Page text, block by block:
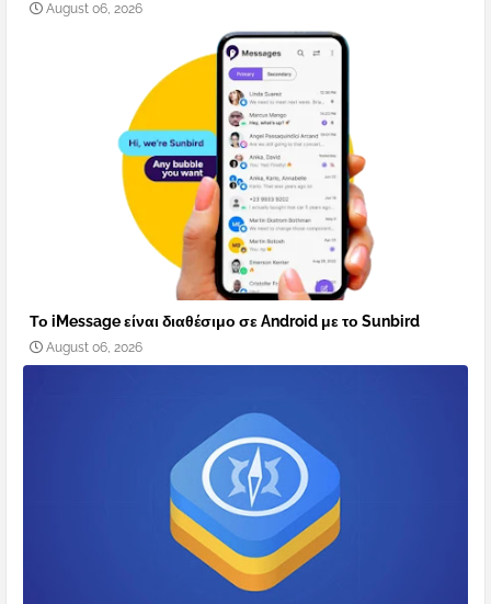
August 06, 2026
Το iMessage είναι διαθέσιμο σε Android με το Sunbird
August 06, 2026